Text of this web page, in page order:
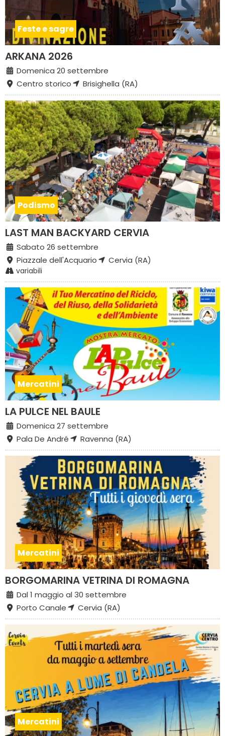
Feste e sagre
ARKANA 2026
Domenica 20 settembre
Centro storico
Brisighella (RA)
Podismo
LAST MAN BACKYARD CERVIA
Sabato 26 settembre
Piazzale dell'Acquario
Cervia (RA)
variabili
Mercatini
LA PULCE NEL BAULE
Domenica 27 settembre
Pala De André
Ravenna (RA)
Mercatini
BORGOMARINA VETRINA DI ROMAGNA
Dal 1 maggio al 30 settembre
Porto Canale
Cervia (RA)
Mercatini